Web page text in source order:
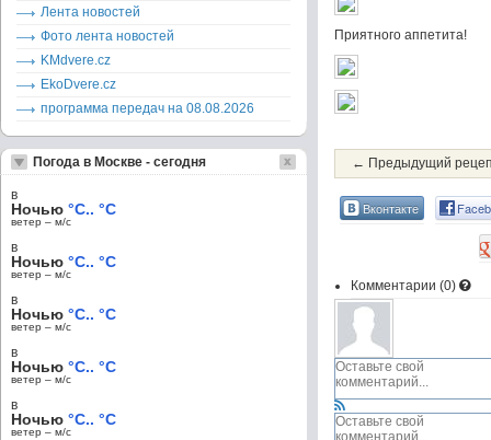
Приятного аппетита!
← Предыдущий
Вконтакте
Комментарии (0)
Лента новостей
Фото лента новостей
KMdvere.cz
EkoDvere.cz
программа передач на 08.08.2026
Погода в Москве - сегодня
в
Ночью °C.. °C
ветер – м/c
в
Ночью °C.. °C
ветер – м/c
в
Ночью °C.. °C
ветер – м/c
в
Ночью °C.. °C
ветер – м/c
в
Ночью °C.. °C
ветер – м/c